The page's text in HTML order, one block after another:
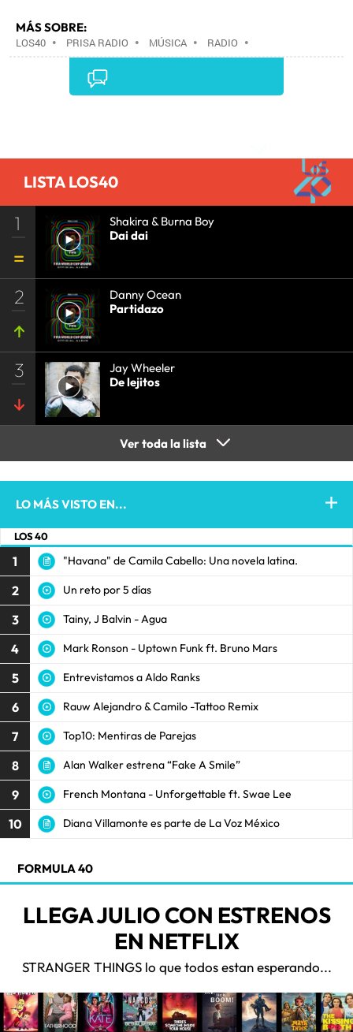
MÁS SOBRE:
LOS40 • PRISA RADIO • MÚSICA • RADIO •
GRUPO PRISA•GRUPO COMUNICACIÓN•MEDIOS
COMUNICACIÓN•
LISTA LOS40
1
Shakira & Burna Boy
Dai dai
2
Danny Ocean
Partidazo
3
Jay Wheeler
De lejitos
Ver toda la lista
LO MÁS VISTO EN...
LOS 40
1 "Havana" de Camila Cabello: Una novela latina.
2 Un reto por 5 días
3 Tainy, J Balvin - Agua
4 Mark Ronson - Uptown Funk ft. Bruno Mars
5 Entrevistamos a Aldo Ranks
6 Rauw Alejandro & Camilo -Tattoo Remix
7 Top10: Mentiras de Parejas
8 Alan Walker estrena “Fake A Smile”
9 French Montana - Unforgettable ft. Swae Lee
10 Diana Villamonte es parte de La Voz México
FORMULA 40
LLEGA JULIO CON ESTRENOS
EN NETFLIX
STRANGER THINGS lo que todos estan esperando...